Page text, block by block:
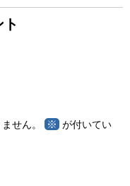
せん。 ※ が付いてい